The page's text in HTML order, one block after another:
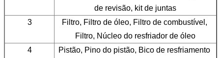
de revisão, kit de juntas
3
Filtro, Filtro de óleo, Filtro de combustível,
Filtro, Núcleo do resfriador de óleo
4
Pistão, Pino do pistão, Bico de resfriamento